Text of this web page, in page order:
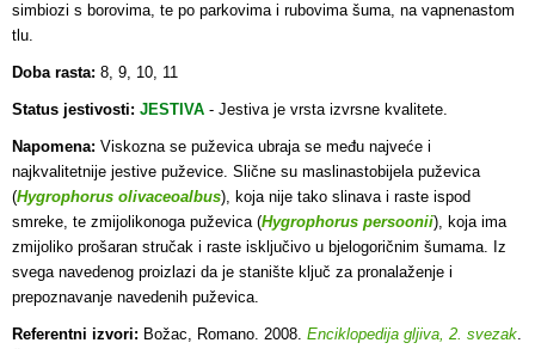
simbiozi s borovima, te po parkovima i rubovima šuma, na vapnenastom
tlu.
Doba rasta: 8, 9, 10, 11
Status jestivosti: JESTIVA - Jestiva je vrsta izvrsne kvalitete.
Napomena: Viskozna se puževica ubraja se među najveće i
najkvalitetnije jestive puževice. Slične su maslinastobijela puževica
(Hygrophorus olivaceoalbus), koja nije tako slinava i raste ispod
smreke, te zmijolikonoga puževica (Hygrophorus persoonii), koja ima
zmijoliko prošaran stručak i raste isključivo u bjelogoričnim šumama. Iz
svega navedenog proizlazi da je stanište ključ za pronalaženje i
prepoznavanje navedenih puževica.
Referentni izvori: Božac, Romano. 2008. Enciklopedija gljiva, 2. svezak.